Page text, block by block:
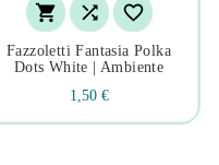
  
Fazzoletti Fantasia Polka
Dots White | Ambiente
1,50 €